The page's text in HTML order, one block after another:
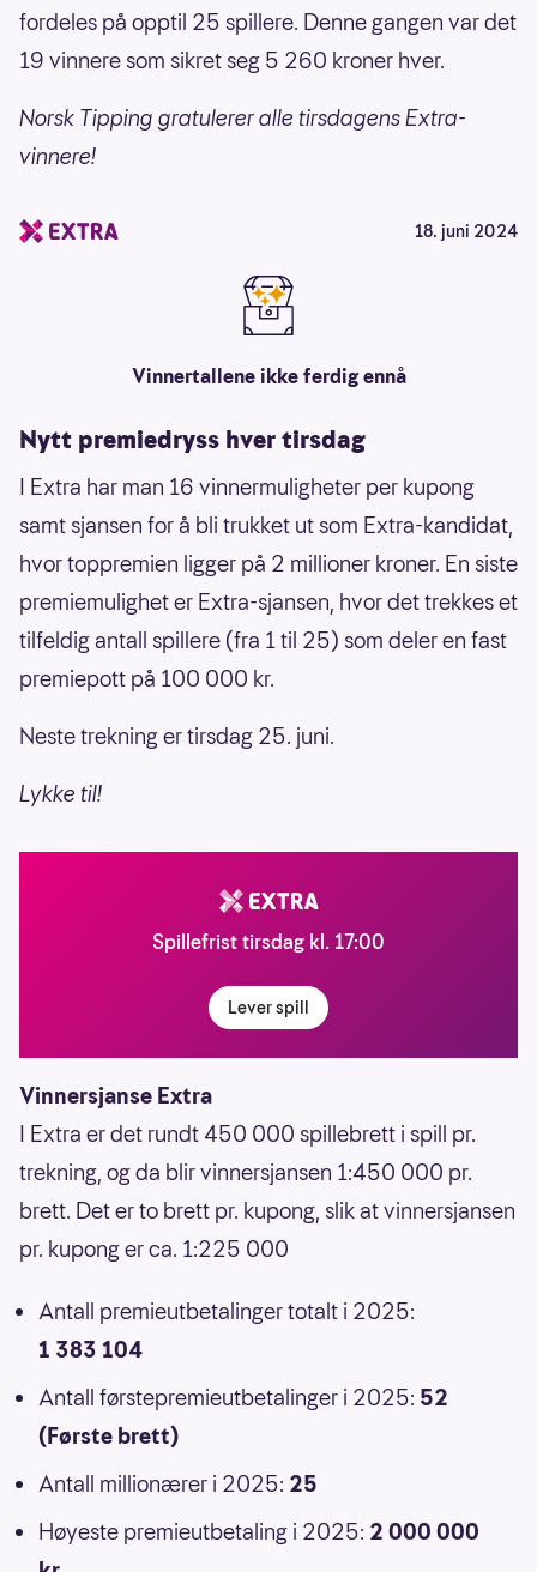
fordeles på opptil 25 spillere. Denne gangen var det
19 vinnere som sikret seg 5 260 kroner hver.
Norsk Tipping gratulerer alle tirsdagens Extra-
vinnere!
18. juni 2024
Vinnertallene ikke ferdig ennå
Nytt premiedryss hver tirsdag
I Extra har man 16 vinnermuligheter per kupong
samt sjansen for å bli trukket ut som Extra-kandidat,
hvor toppremien ligger på 2 millioner kroner. En siste
premiemulighet er Extra-sjansen, hvor det trekkes et
tilfeldig antall spillere (fra 1 til 25) som deler en fast
premiepott på 100 000 kr.
Neste trekning er tirsdag 25. juni.
Lykke til!
Spillefrist tirsdag kl. 17:00
Lever spill
Vinnersjanse Extra
I Extra er det rundt 450 000 spillebrett i spill pr.
trekning, og da blir vinnersjansen 1:450 000 pr.
brett. Det er to brett pr. kupong, slik at vinnersjansen
pr. kupong er ca. 1:225 000
Antall premieutbetalinger totalt i 2025:
1 383 104
Antall førstepremieutbetalinger i 2025: 52
(Første brett)
Antall millionærer i 2025: 25
Høyeste premieutbetaling i 2025: 2 000 000